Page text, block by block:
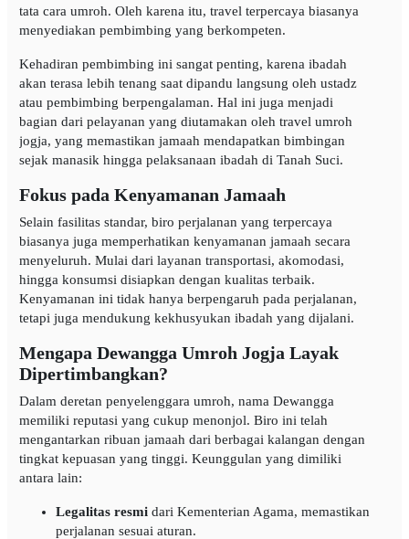
tata cara umroh. Oleh karena itu, travel terpercaya biasanya
menyediakan pembimbing yang berkompeten.
Kehadiran pembimbing ini sangat penting, karena ibadah
akan terasa lebih tenang saat dipandu langsung oleh ustadz
atau pembimbing berpengalaman. Hal ini juga menjadi
bagian dari pelayanan yang diutamakan oleh travel umroh
jogja, yang memastikan jamaah mendapatkan bimbingan
sejak manasik hingga pelaksanaan ibadah di Tanah Suci.
Fokus pada Kenyamanan Jamaah
Selain fasilitas standar, biro perjalanan yang terpercaya
biasanya juga memperhatikan kenyamanan jamaah secara
menyeluruh. Mulai dari layanan transportasi, akomodasi,
hingga konsumsi disiapkan dengan kualitas terbaik.
Kenyamanan ini tidak hanya berpengaruh pada perjalanan,
tetapi juga mendukung kekhusyukan ibadah yang dijalani.
Mengapa Dewangga Umroh Jogja Layak
Dipertimbangkan?
Dalam deretan penyelenggara umroh, nama Dewangga
memiliki reputasi yang cukup menonjol. Biro ini telah
mengantarkan ribuan jamaah dari berbagai kalangan dengan
tingkat kepuasan yang tinggi. Keunggulan yang dimiliki
antara lain:
Legalitas resmidari Kementerian Agama, memastikan
perjalanan sesuai aturan.